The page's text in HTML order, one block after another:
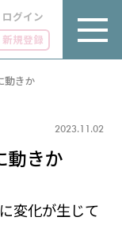
ログイン
新規登録
動きか
2023.11.02
動きか
変化が生じて